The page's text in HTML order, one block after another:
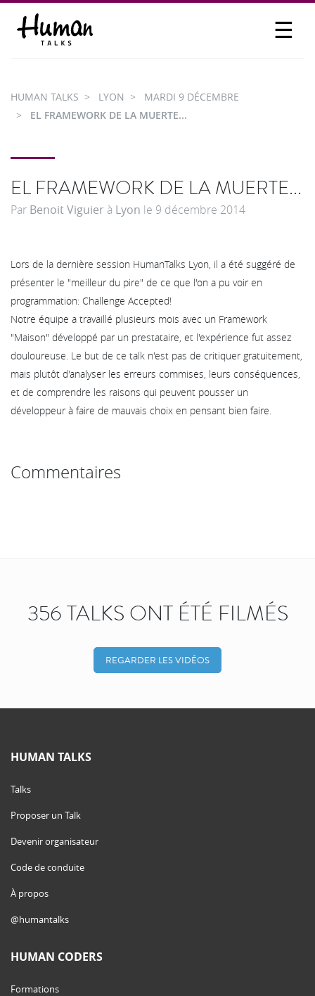
☰
PARTICIPER
HUMAN TALKS LYON
MARDI 9 DÉCEMBRE
EL FRAMEWORK DE LA MUERTE...
EL FRAMEWORK DE LA MUERTE...
Par Benoit Viguier à Lyon le 9 décembre 2014
Lors de la dernière session HumanTalks Lyon, il a été suggéré de
présenter le "meilleur du pire" de ce que l'on a pu voir en
programmation: Challenge Accepted!
Notre équipe a travaillé plusieurs mois avec un Framework
"Maison" développé par un prestataire, et l'expérience fut assez
douloureuse. Le but de ce talk n'est pas de critiquer gratuitement,
mais plutôt d'analyser les erreurs commises, leurs conséquences,
et de comprendre les raisons qui peuvent pousser un
développeur à faire de mauvais choix en pensant bien faire.
Commentaires
356 TALKS ONT ÉTÉ FILMÉS
REGARDER LES VIDÉOS
HUMAN TALKS
Talks
Proposer un Talk
Devenir organisateur
Code de conduite
À propos
@humantalks
HUMAN CODERS
Formations